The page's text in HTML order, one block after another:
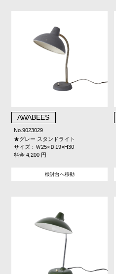
AWABEES
No.9023029
★グレー スタンドライト
サイズ：Ｗ25×Ｄ19×H30
料金 4,200 円
検討台へ移動